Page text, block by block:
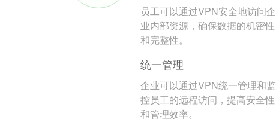
员工可以通过VPN安全地访问企
业内部资源，确保数据的机密性
和完整性。
统一管理
企业可以通过VPN统一管理和监
控员工的远程访问，提高安全性
和管理效率。